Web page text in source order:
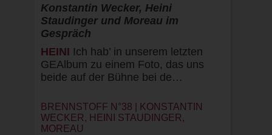
Konstantin Wecker, Heini
Staudinger und Moreau im
Gespräch
HEINI Ich hab’ in unserem letzten
GEAlbum zu einem Foto, das uns
beide auf der Bühne bei de…
BRENNSTOFF N°38 | KONSTANTIN
WECKER, HEINI STAUDINGER,
MOREAU